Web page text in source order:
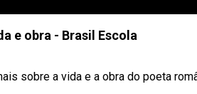
e obra - Brasil Escola
sobre a vida e a obra do poeta